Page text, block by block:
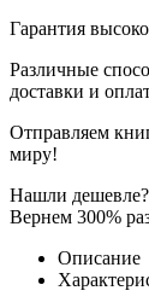
Гарантия
Различные
доставки и
Отправляем
миру!
Нашли
Вернем 300%
Описание